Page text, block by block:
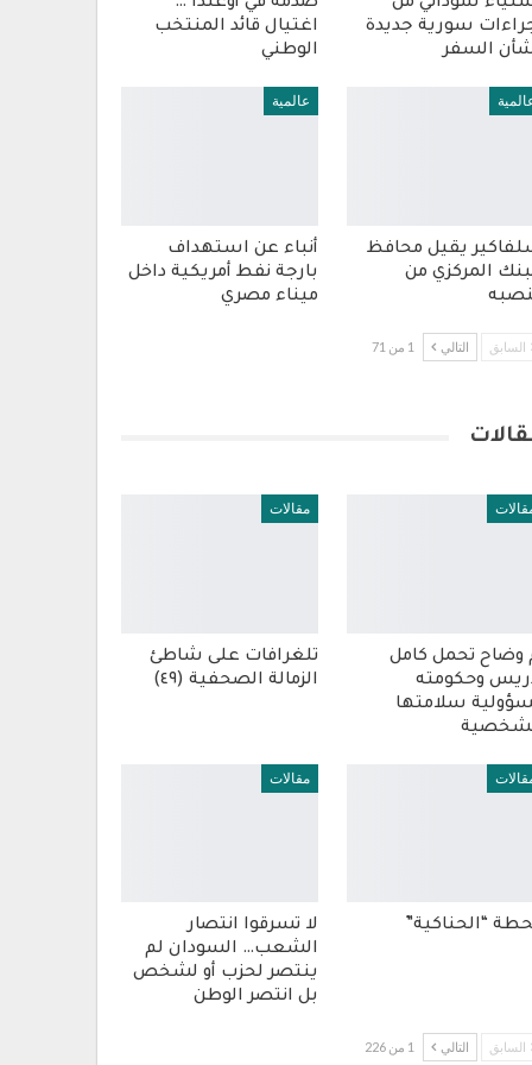
سوداني من
سورية جديدة
السفر
صدمة في أوغندا …
اغتيال قائد المنتخب
الوطني
يقيل محافظ
المركزي من
عالمية
أنباء عن استهداف
بارجة نفط أمريكية داخل
ميناء مصري
السابق التالي 1 من 71
وضاح تحمل كامل
وحكومته
سلامتها
مقالات
تلغرافات على شاطئ
الزمالة الصحفية (٤٩)
“الحناكية”
مقالات
لا تسرقوا انتصار
الشعب… السودان لم
ينتصر لحزب أو لشخص
بل انتصر الوطن
السابق التالي 1 من 226